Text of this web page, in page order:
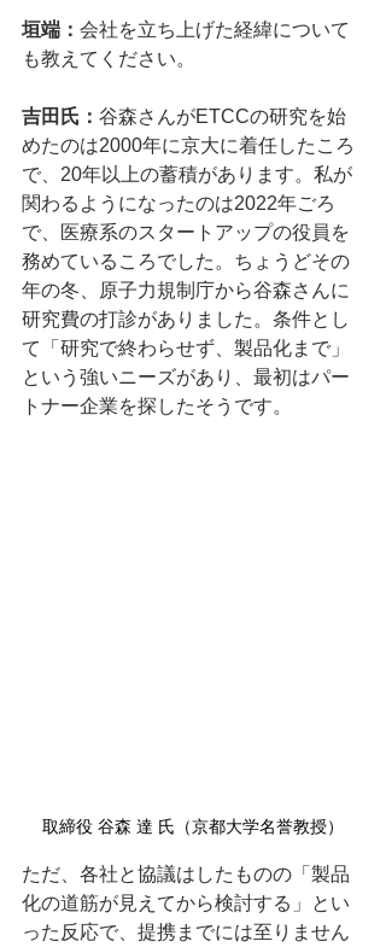
垣端： 会社を立ち上げた経緯について
も教えてください。
吉田氏： 谷森さんがETCCの研究を始
めたのは2000年に京大に着任したころ
で、20年以上の蓄積があります。私が
関わるようになったのは2022年ごろ
で、医療系のスタートアップの役員を
務めているころでした。ちょうどその
年の冬、原子力規制庁から谷森さんに
研究費の打診がありました。条件とし
て「研究で終わらせず、製品化まで」
という強いニーズがあり、最初はパー
トナー企業を探したそうです。
取締役 谷森 達 氏（京都大学名誉教授）
ただ、各社と協議はしたものの「製品
化の道筋が見えてから検討する」とい
った反応で、提携までには至りません